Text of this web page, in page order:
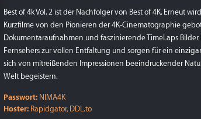
Best of 4k Vol. 2 ist der Nachfolger von Best of 4K. Erneut
Kurzfilme von den Pionieren der 4K-Cinematographie
Dokumentaraufnahmen und faszinierende TimeLaps
Fernsehers zur vollen Entfaltung und sorgen für ein
sich von mitreißenden Impressionen beeindruckender
Welt begeistern.
Passwort: NIMA4K
Hoster: Rapidgator, DDL.to